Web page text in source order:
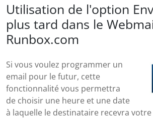
Utilisation de l'option
plus tard dans le
Runbox.com
Si vous voulez programmer un
email pour le futur, cette
fonctionnalité vous permettra
de choisir une heure et une date
à laquelle le destinataire recevra votre